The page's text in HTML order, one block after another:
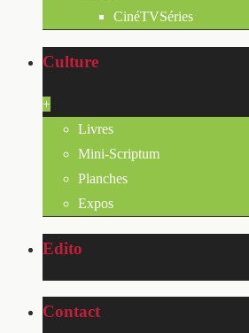
CinéTVSéries
Culture
+
Livres
Mini-Scriptum
Planches
Expos
Edito
Contact